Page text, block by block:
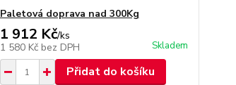
Paletová doprava nad 300Kg
1 912 Kč/ks
1 580 Kč bez DPH Skladem
Přidat do košíku